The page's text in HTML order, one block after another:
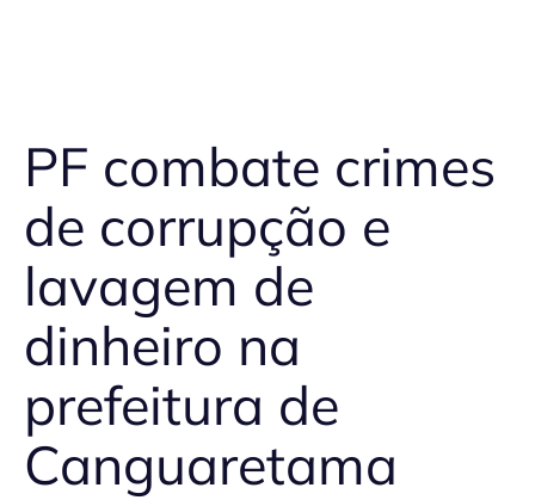
PF combate crimes
de corrupção e
lavagem de
dinheiro na
prefeitura de
Canguaretama